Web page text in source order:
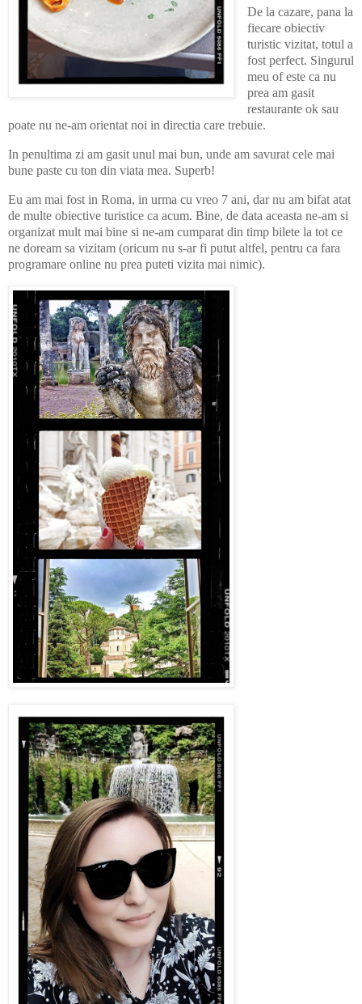
De la cazare, pana la
fiecare obiectiv
turistic vizitat, totul a
fost perfect. Singurul
meu of este ca nu
prea am gasit
restaurante ok sau
poate nu ne-am orientat noi in directia care trebuie.
In penultima zi am gasit unul mai bun, unde am savurat cele mai
bune paste cu ton din viata mea. Superb!
Eu am mai fost in Roma, in urma cu vreo 7 ani, dar nu am bifat atat
de multe obiective turistice ca acum. Bine, de data aceasta ne-am si
organizat mult mai bine si ne-am cumparat din timp bilete la tot ce
ne doream sa vizitam (oricum nu s-ar fi putut altfel, pentru ca fara
programare online nu prea puteti vizita mai nimic).